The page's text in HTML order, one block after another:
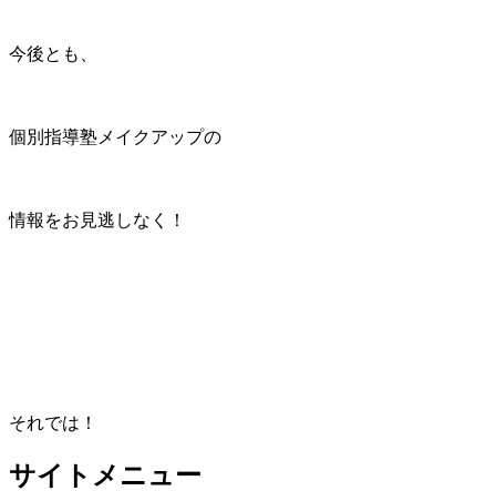
今後とも、
個別指導塾メイクアップの
情報をお見逃しなく！
それでは！
サイトメニュー